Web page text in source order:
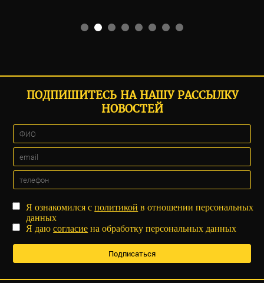
ПОДПИШИТЕСЬ НА НАШУ РАССЫЛКУ
НОВОСТЕЙ
Я ознакомился сполитикой в отношении персональных
данных
Я даюсогласие на обработку персональных данных